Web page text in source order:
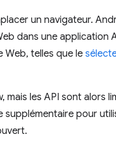
un navigateur.
dans une application
telles que le
les API sont alors
pour